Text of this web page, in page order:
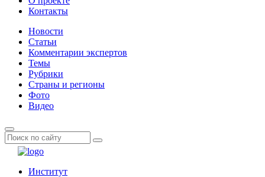
Контакты
Новости
Статьи
Комментарии экспертов
Темы
Рубрики
Страны и регионы
Фото
Видео
Институт